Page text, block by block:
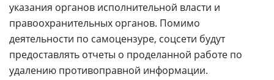
указания органов исполнительной власти и
правоохранительных органов. Помимо
деятельности по самоцензуре, соцсети будут
предоставлять отчеты о проделанной работе по
удалению противоправной информации.